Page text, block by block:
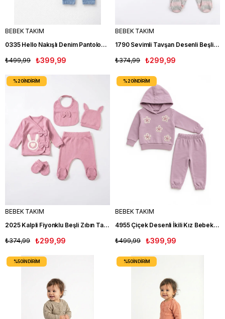
BEBEK TAKIM
0335 Hello Nakışlı Denim Pantolonlu Kız Bebek Takım MOR
₺399,99
₺499,99
BEBEK TAKIM
1790 Sevimli Tavşan Desenli Beşli Zıbın Takım SOMON
₺299,99
₺374,99
BEBEK TAKIM
2025 Kalpli Fiyonklu Beşli Zıbın Takım MOR
₺299,99
₺374,99
%20İNDIRIM
BEBEK TAKIM
4955 Çiçek Desenli İkili Kız Bebek Takım LİLA
₺399,99
₺499,99
%20İNDIRIM
%50İNDIRIM %50İNDIRIM